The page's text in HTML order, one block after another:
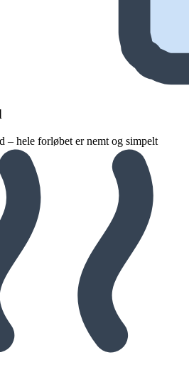
– hele forløbet er nemt og simpelt